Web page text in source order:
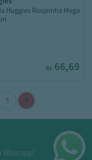
Huggies Roupinha Mega
R$ 66,69
Whasapp!